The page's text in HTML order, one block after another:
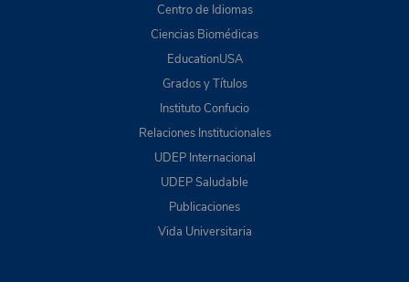
Centro de Idiomas
Ciencias Biomédicas
EducationUSA
Grados y Títulos
Instituto Confucio
Relaciones Institucionales
UDEP Internacional
UDEP Saludable
Publicaciones
Vida Universitaria